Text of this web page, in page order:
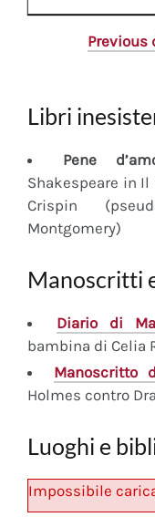
Previous
Libri
Pene
Shakespeare in
Crispin
Montgomery)
Manoscritti
Diariodi
bambina di Celia
Manoscritto
Holmes contro
Luoghi e
Impossibile